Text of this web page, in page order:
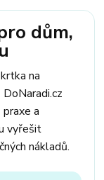
uhlíkové kartáče
dům,
na
a
vyřešit
nákladů.